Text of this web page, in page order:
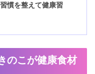
慣を整えて健康習
のこが健康食材